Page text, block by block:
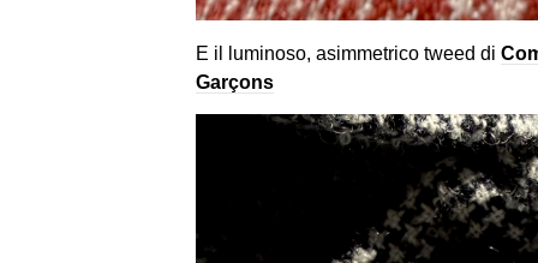
E il luminoso, asimmetrico tweed di
Garçons